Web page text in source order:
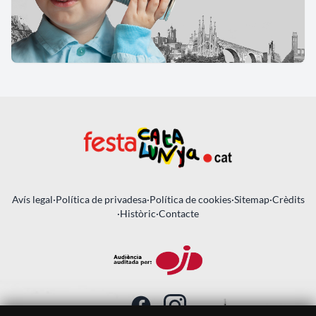
Avís legal·Política de privadesa·Política de cookies·Sitemap·Crèdits
·Històric·Contacte